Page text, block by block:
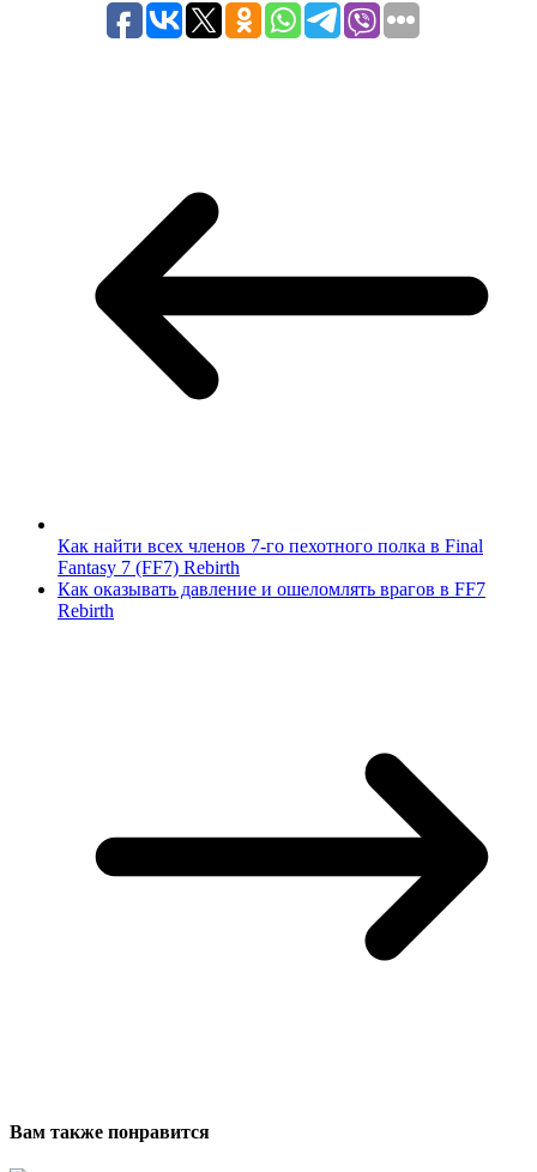
Как найти всех членов 7-го пехотного полка в Final
Fantasy 7 (FF7) Rebirth
Как оказывать давление и ошеломлять врагов в FF7
Rebirth
Вам также понравится